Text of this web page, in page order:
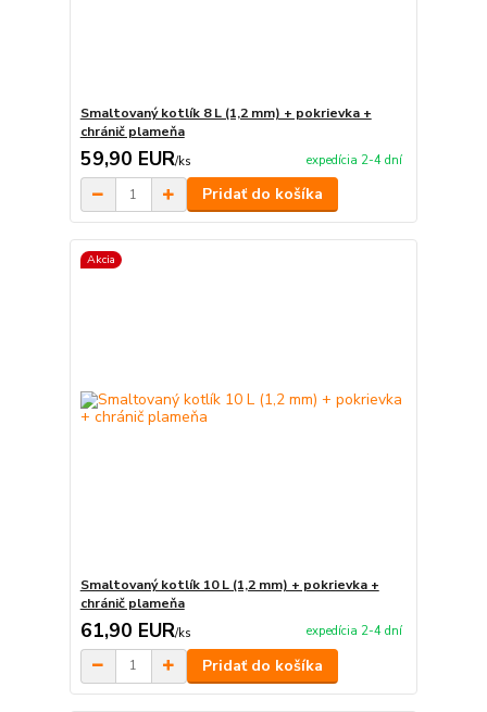
Smaltovaný kotlík 8 L (1,2 mm) + pokrievka +
chránič plameňa
59,90 EUR/ks expedícia 2-4 dní
Pridať do košíka
Akcia
Smaltovaný kotlík 10 L (1,2 mm) + pokrievka +
chránič plameňa
61,90 EUR/ks expedícia 2-4 dní
Pridať do košíka